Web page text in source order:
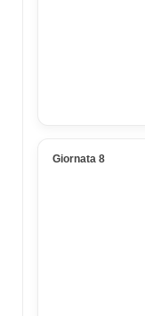
Giornata 8